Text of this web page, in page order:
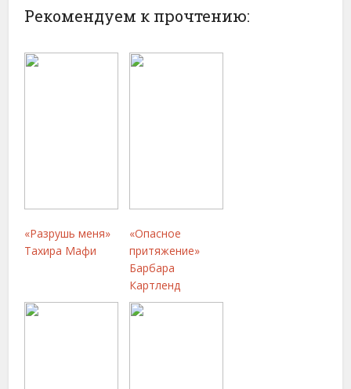
Рекомендуем к прочтению:
«Разрушь меня»
Тахира Мафи
«Опасное
притяжение»
Барбара
Картленд